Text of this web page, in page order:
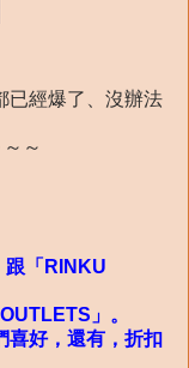
已經爆了、沒辦法
～
跟「RINKU
」。
喜好，還有，折扣